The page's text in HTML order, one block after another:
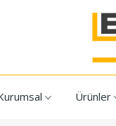
Ürünler